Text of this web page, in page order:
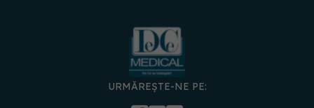
URMĂREȘTE-NE PE:
DESCARCĂ APLICAȚIA